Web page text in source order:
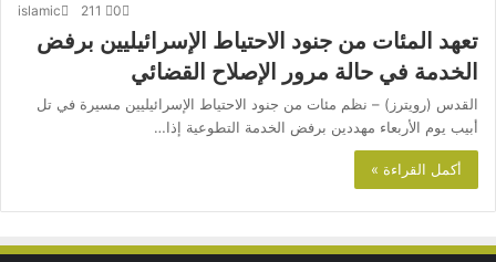
islamic 0
تعهد المئات من جنود الاحتياط الإسرائيليين برفض
الخدمة في حالة مرور الإصلاح القضائي
القدس (رويترز) – نظم مئات من جنود الاحتياط الإسرائيليين مسيرة في تل
أبيب يوم الأربعاء مهددين برفض الخدمة التطوعية إذا…
أكمل القراءة »